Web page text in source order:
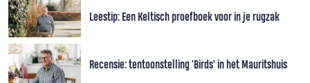
Leestip: Een Keltisch proefboek voor in je rugzak
Recensie: tentoonstelling 'Birds' in het Mauritshuis